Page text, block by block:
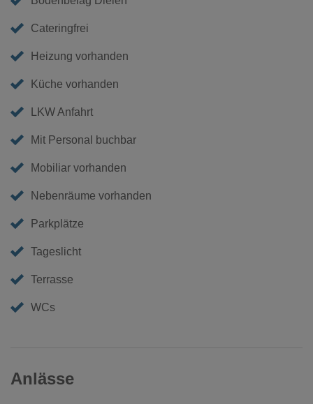
Cateringfrei
Heizung vorhanden
Küche vorhanden
LKW Anfahrt
Mit Personal buchbar
Mobiliar vorhanden
Nebenräume vorhanden
Parkplätze
Tageslicht
Terrasse
WCs
Anlässe